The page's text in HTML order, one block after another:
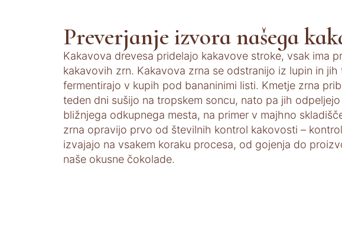
Preverjanje izvora našega
Kakavova drevesa pridelajo kakavove stroke, vsak ima
kakavovih zrn. Kakavova zrna se odstranijo iz lupin in jih
fermentirajo v kupih pod bananinimi listi. Kmetje zrna
teden dni sušijo na tropskem soncu, nato pa jih
bližnjega odkupnega mesta, na primer v majhno
zrna opravijo prvo od številnih kontrol kakovosti –
izvajajo na vsakem koraku procesa, od gojenja do
naše okusne čokolade.